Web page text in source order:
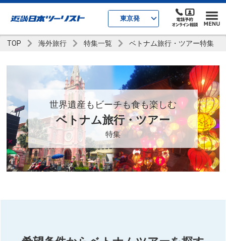
東京発
TOP 海外旅行 特集一覧 ベトナム旅行・ツアー特集
世界遺産もビーチも食も楽しむ
ベトナム旅行・ツアー
特集